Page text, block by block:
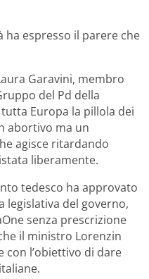
ha espresso il parere che
Garavini, membro
del Pd della
Europa la pillola dei
abortivo ma un
agisce ritardando
liberamente.
tedesco ha approvato
legislativa del governo,
senza prescrizione
il ministro Lorenzin
con l’obiettivo di dare